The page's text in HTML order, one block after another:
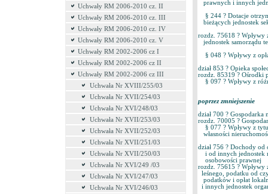
Uchwały RM 2006-2010 cz. II
Uchwały RM 2006-2010 cz. III
Uchwały RM 2006-2010 cz. IV
Uchwały RM 2006-2010 cz. V
Uchwały RM 2002-2006 cz I
Uchwały RM 2002-2006 cz II
Uchwały RM 2002-2006 cz III
Uchwała Nr XVIII/255/03
Uchwała Nr XVII/254/03
Uchwała Nr XVI/248/03
Uchwała Nr XVII/253/03
Uchwała Nr XVII/252/03
Uchwała Nr XVII/251/03
Uchwała Nr XVII/250/03
Uchwała Nr XVI/249 /03
Uchwała Nr XVI/247/03
Uchwała Nr XVI/246/03
prawnych i innych
§ 244 ? Dotacje
bieżących jednostek
rozdz. 75618 ?
jednostek samorządu
§ 048 ? Wpływy z
dział 853 ? Opieka
rozdz. 85319 ? Ośrodki
§ 097 ? Wpływy z
poprzez
dział 700 ?
rozdz. 70005 ?
§ 077 ? Wpływy z
własności
dział 756 ? Dochody
i od innych jednostek
osobowości prawnej
rozdz. 75615 ? Wpływy
leśnego, podatku od
podatków i opłat
i innych jednostek